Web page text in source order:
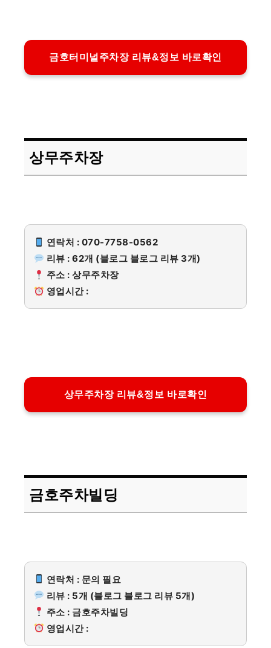
금호터미널주차장 리뷰&정보 바로확인
상무주차장
연락처 : 070-7758-0562
리뷰 : 62개 (블로그 블로그 리뷰 3개)
주소 : 상무주차장
영업시간 :
상무주차장 리뷰&정보 바로확인
금호주차빌딩
연락처 : 문의 필요
리뷰 : 5개 (블로그 블로그 리뷰 5개)
주소 : 금호주차빌딩
영업시간 :